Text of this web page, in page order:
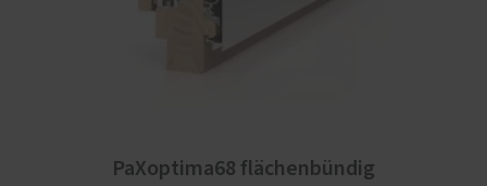
PaXoptima68 flächenbündig